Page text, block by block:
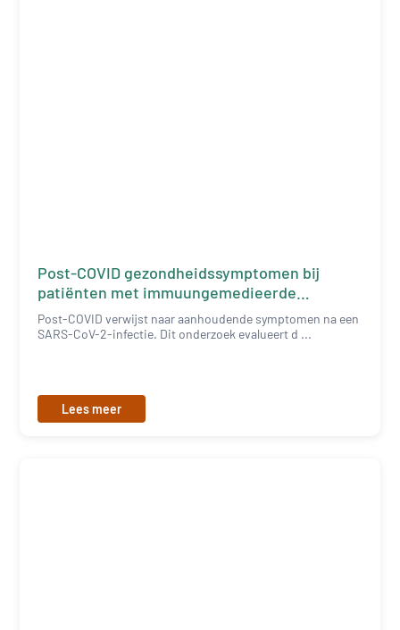
Post-COVID gezondheidssymptomen bij
patiënten met immuungemedieerde
inflammatoire ziekten
Post-COVID verwijst naar aanhoudende symptomen na een
SARS-CoV-2-infectie. Dit onderzoek evalueert d ...
Lees meer